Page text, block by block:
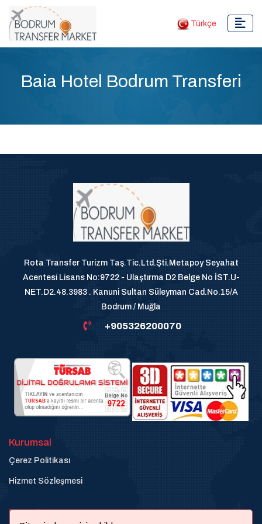
Türkçe
Baia Hotel Bodrum Transferi
Rota Transfer Turizm Taş.Tic.Ltd.Şti.Metapoy Seyahat
Acentesi Lisans No:9722 - Ulaştırma D2 Belge No İST.U-
NET.D2.48.3983 . Kanuni Sultan Süleyman Cad.No.15/A
Bodrum / Muğla
+905326200070
Kurumsal
Çerez Politikası
Hizmet Sözleşmesi
Destek